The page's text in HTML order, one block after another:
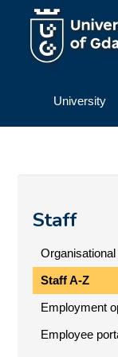
Skip to main content
University
Staff
Staff A-Z
Employment
Employee